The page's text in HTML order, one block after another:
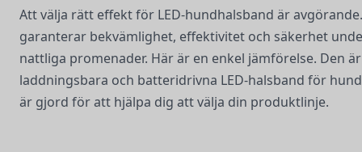
Att välja rätt effekt för LED-hundhalsband är
garanterar bekvämlighet, effektivitet och säkerhet
nattliga promenader. Här är en enkel jämförelse. Den
laddningsbara och batteridrivna LED-halsband för
är gjord för att hjälpa dig att välja din produktlinje.